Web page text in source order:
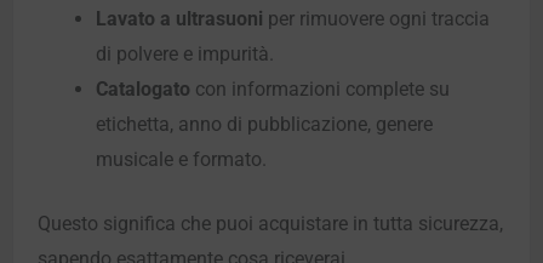
Lavato a ultrasuoni per rimuovere ogni traccia
di polvere e impurità.
Catalogato con informazioni complete su
etichetta, anno di pubblicazione, genere
musicale e formato.
Questo significa che puoi acquistare in tutta sicurezza,